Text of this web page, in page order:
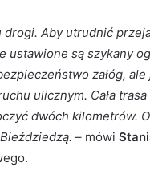
Aby utrudnić
ustawione są szykany
załóg,
ulicznym. Cała trasa
dwóch kilometrów.
– mówi